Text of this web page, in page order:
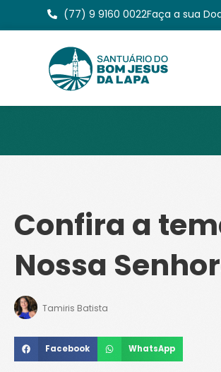
(77) 9 9160 0022Faça a sua
Confira a
Nossa
Tamiris Batista
Facebook WhatsApp